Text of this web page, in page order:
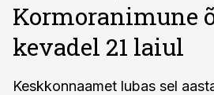
Kormoranimune
kevadel 21 laiul
Keskkonnaamet lubas sel